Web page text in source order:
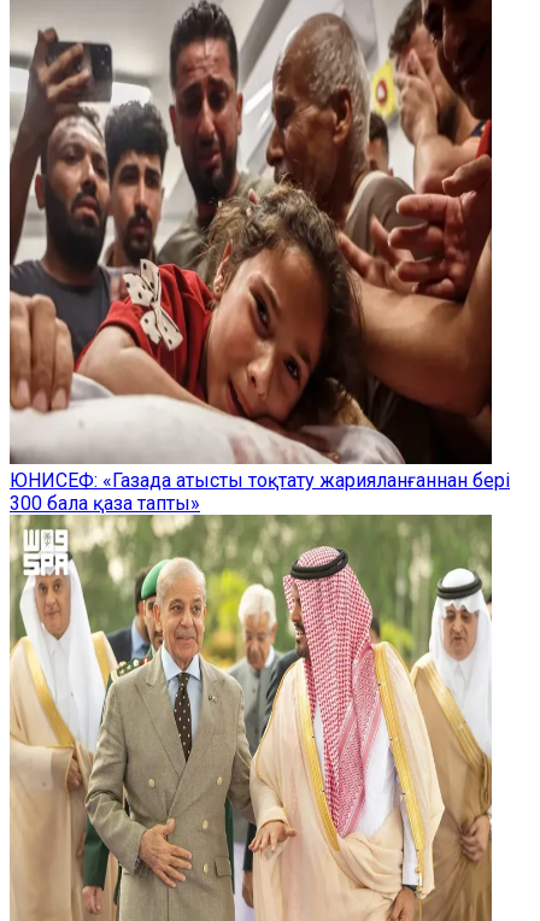
ЮНИСЕФ: «Газада атысты тоқтату жарияланғаннан бері
300 бала қаза тапты»